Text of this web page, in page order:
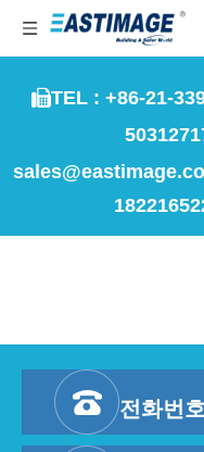
TEL : +86-21-
전화번